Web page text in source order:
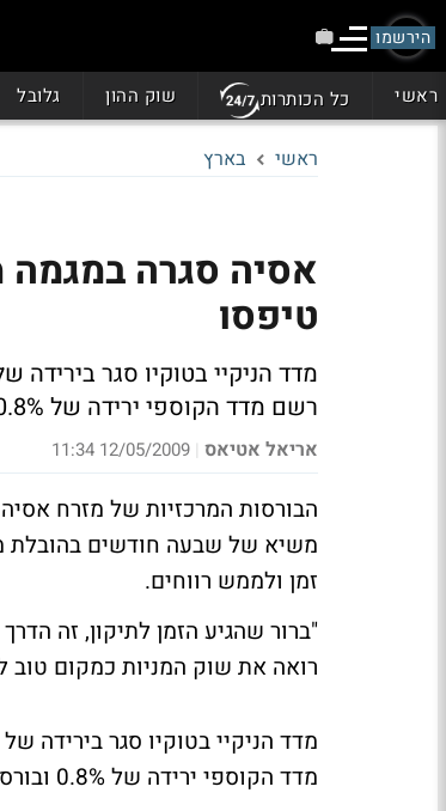
הירשמו
ראשי כל הכותרות שוק ההון גלובל
ראשי בארץ
אסיה סגרה במגמה
טיפסו
רשם מדד הקוספי ירידה של 0.8% ובורסת שנחאי עלתה ב-1.5%
אריאל אטיאס |
12/05/2009 11:34
הבורסות המרכזיות של מזרח
משיא של שבעה חודשים בהובלת
זמן ולממש רווחים.
"ברור שהגיע הזמן לתיקון, זה
רואה את שוק המניות כמקום טוב
מדד הקוספי ירידה של 0.8% ובורסת שנחאי עלתה ב-1.5%